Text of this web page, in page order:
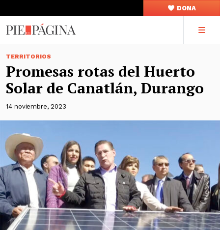
DONA
TERRITORIOS
Promesas rotas del Huerto
Solar de Canatlán, Durango
14 noviembre, 2023